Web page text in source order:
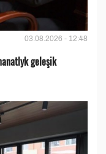
03.08.2026 - 12:48
geleşik